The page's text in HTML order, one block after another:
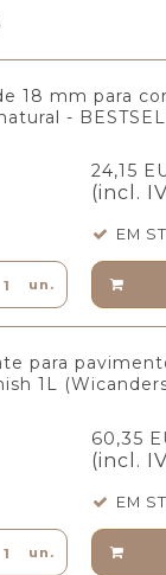
18 mm para
-
24,15
(incl.
EM
un.
para
1L
60,35
(incl.
EM
un.